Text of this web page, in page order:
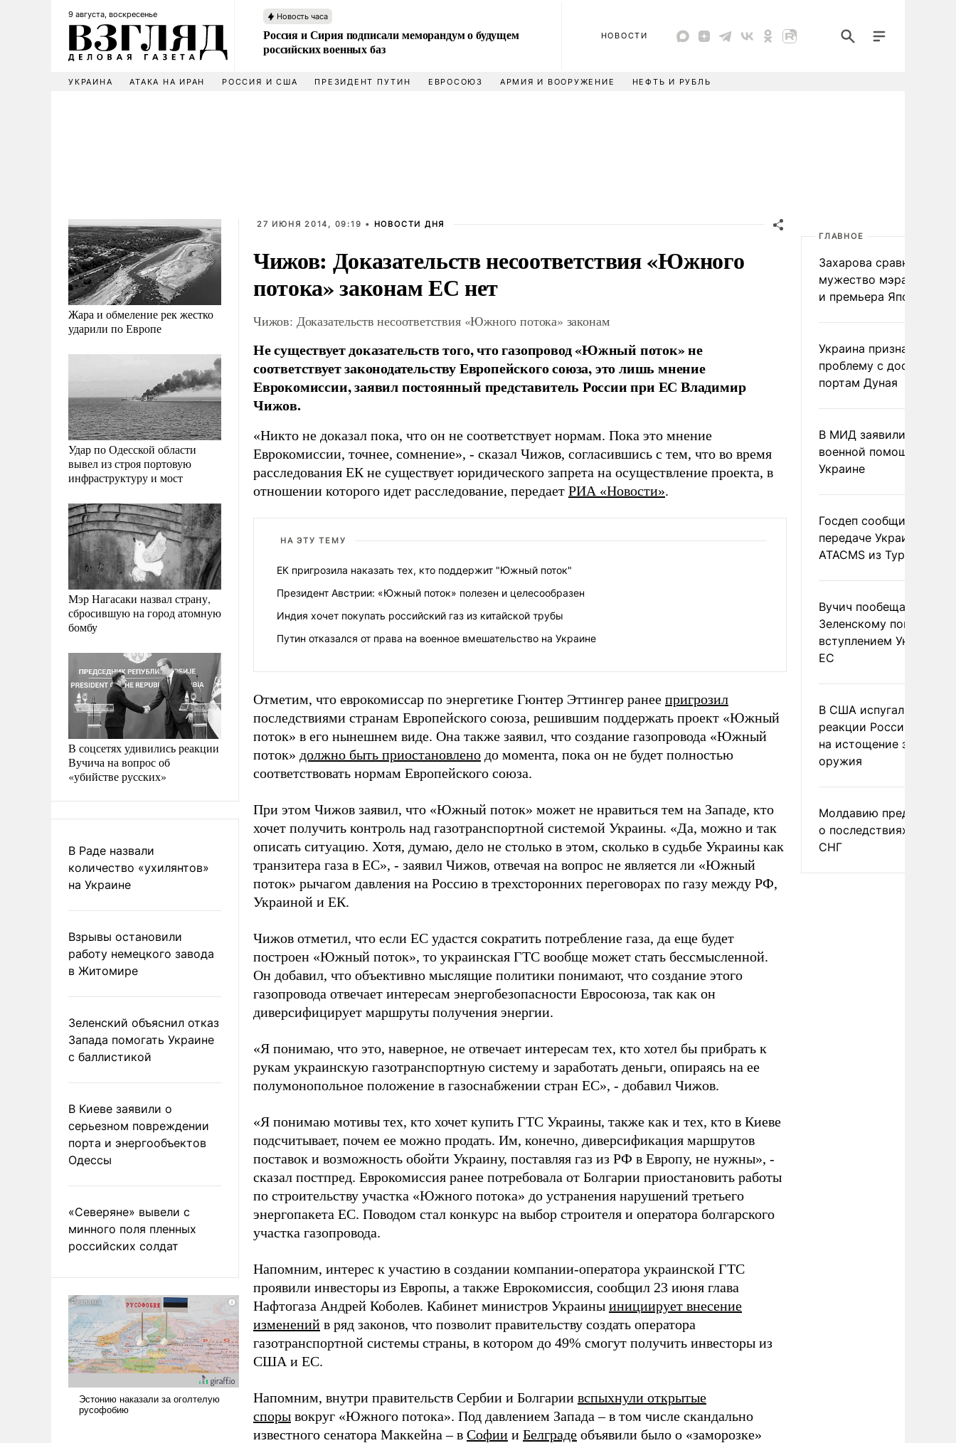
9 августа, воскресенье Новость часа
Россия и Сирия подписали меморандум о будущем
российских военных баз
НОВОСТИ
УКРАИНА АТАКА НА ИРАН РОССИЯ И США ПРЕЗИДЕНТ ПУТИН ЕВРОСОЮЗ АРМИЯ И ВООРУЖЕНИЕ НЕФТЬ И РУБЛЬ
Жара и обмеление рек жестко
ударили по Европе
Удар по Одесской области
вывел из строя портовую
инфраструктуру и мост
Мэр Нагасаки назвал страну,
сбросившую на город атомную
бомбу
В соцсетях удивились реакции
Вучича на вопрос об
«убийстве русских»
В Раде назвали
количество «ухилянтов»
на Украине
Взрывы остановили
работу немецкого завода
в Житомире
Зеленский объяснил отказ
Запада помогать Украине
с баллистикой
В Киеве заявили о
серьезном повреждении
порта и энергообъектов
Одессы
«Северяне» вывели с
минного поля пленных
российских солдат
27 ИЮНЯ 2014, 09:19 • НОВОСТИ ДНЯ
Чижов: Доказательств несоответствия «Южного
потока» законам ЕС нет
Чижов: Доказательств несоответствия «Южного потока» законам
Не существует доказательств того, что газопровод «Южный поток» не
соответствует законодательству Европейского союза, это лишь мнение
Еврокомиссии, заявил постоянный представитель России при ЕС Владимир
Чижов.
«Никто не доказал пока, что он не соответствует нормам. Пока это мнение
Еврокомиссии, точнее, сомнение», - сказал Чижов, согласившись с тем, что во время
расследования ЕК не существует юридического запрета на осуществление проекта, в
отношении которого идет расследование, передает РИА «Новости».
НА ЭТУ ТЕМУ
ЕК пригрозила наказать тех, кто поддержит "Южный поток"
Президент Австрии: «Южный поток» полезен и целесообразен
Индия хочет покупать российский газ из китайской трубы
Путин отказался от права на военное вмешательство на Украине
Отметим, что еврокомиссар по энергетике Гюнтер Эттингер ранее пригрозил
последствиями странам Европейского союза, решившим поддержать проект «Южный
поток» в его нынешнем виде. Она также заявил, что создание газопровода «Южный
поток» должно быть приостановлено до момента, пока он не будет полностью
соответствовать нормам Европейского союза.
При этом Чижов заявил, что «Южный поток» может не нравиться тем на Западе, кто
хочет получить контроль над газотранспортной системой Украины. «Да, можно и так
описать ситуацию. Хотя, думаю, дело не столько в этом, сколько в судьбе Украины как
транзитера газа в ЕС», - заявил Чижов, отвечая на вопрос не является ли «Южный
поток» рычагом давления на Россию в трехсторонних переговорах по газу между РФ,
Украиной и ЕК.
Чижов отметил, что если ЕС удастся сократить потребление газа, да еще будет
построен «Южный поток», то украинская ГТС вообще может стать бессмысленной.
Он добавил, что объективно мыслящие политики понимают, что создание этого
газопровода отвечает интересам энергобезопасности Евросоюза, так как он
диверсифицирует маршруты получения энергии.
«Я понимаю, что это, наверное, не отвечает интересам тех, кто хотел бы прибрать к
рукам украинскую газотранспортную систему и заработать деньги, опираясь на ее
полумонопольное положение в газоснабжении стран ЕС», - добавил Чижов.
«Я понимаю мотивы тех, кто хочет купить ГТС Украины, также как и тех, кто в Киеве
подсчитывает, почем ее можно продать. Им, конечно, диверсификация маршрутов
поставок и возможность обойти Украину, поставляя газ из РФ в Европу, не нужны», -
сказал постпред. Еврокомиссия ранее потребовала от Болгарии приостановить работы
по строительству участка «Южного потока» до устранения нарушений третьего
энергопакета ЕС. Поводом стал конкурс на выбор строителя и оператора болгарского
участка газопровода.
Напомним, интерес к участию в создании компании-оператора украинской ГТС
проявили инвесторы из Европы, а также Еврокомиссия, сообщил 23 июня глава
Нафтогаза Андрей Коболев. Кабинет министров Украины инициирует внесение
изменений в ряд законов, что позволит правительству создать оператора
газотранспортной системы страны, в котором до 49% смогут получить инвесторы из
США и ЕС.
Напомним, внутри правительств Сербии и Болгарии вспыхнули открытые
споры вокруг «Южного потока». Под давлением Запада – в том числе скандально
известного сенатора Маккейна – в Софии и Белграде объявили было о «заморозке»
ГЛАВНОЕ
Захарова сравнила
мужество мэра
и премьера Японии
Украина признала
проблему с доступом к
портам Дуная
В МИД заявили о
военной помощи
Украине
Госдеп сообщил о
передаче Украине
ATACMS из Турции
Вучич пообещал
Зеленскому помочь со
вступлением Украины в
ЕС
В США испугались
реакции России и
на истощение запасов
оружия
Молдавию
о последствиях выхода
СНГ